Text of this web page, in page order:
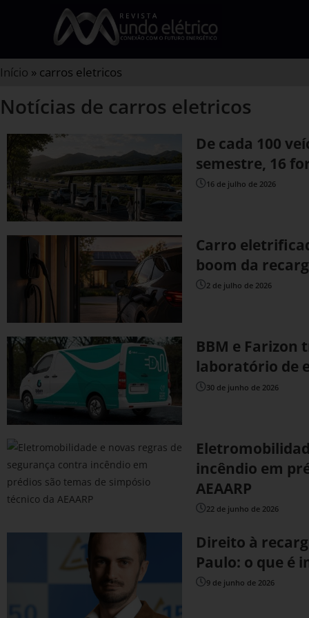
Início » carros eletricos
Notícias de carros eletricos
De cada 100
semestre, 16
16 de julho de 2026
Carro
boom da
2 de julho de 2026
BBM e
laboratório de
30 de junho de 2026
incêndio em
AEAARP
22 de junho de 2026
Direito à
Paulo: o que é
9 de junho de 2026